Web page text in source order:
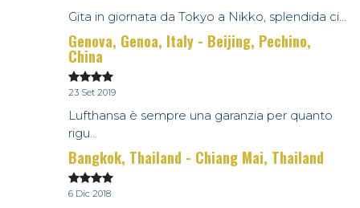
Gita in giornata da Tokyo a Nikko, splendida ci...
Genova, Genoa, Italy - Beijing, Pechino,
China
23 Set 2019
Lufthansa è sempre una garanzia per quanto
rigu...
Bangkok, Thailand - Chiang Mai, Thailand
6 Dic 2018